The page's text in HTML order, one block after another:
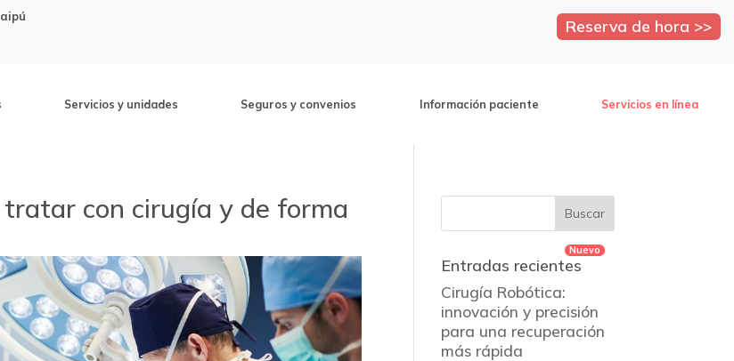
Reserva de hora >>
Servicios y unidades Seguros y convenios Información paciente Servicios en línea
con cirugía y de forma
Entradas recientes
Cirugía Robótica:
innovación y precisión
para una recuperación
más rápida